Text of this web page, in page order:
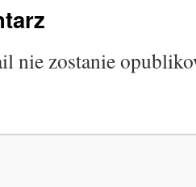
nie zostanie